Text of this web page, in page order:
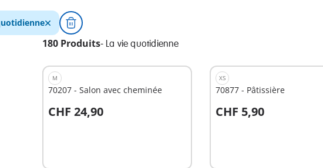
180 Produits- La vie quotidienne
M
70207 - Salon avec cheminée
CHF 24,90
Au panier
XS
70877 - Pâtissière
CHF 5,90
Au panier